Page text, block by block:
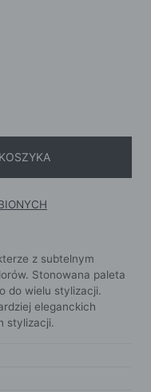
z subtelnym
Stonowana paleta
do wielu stylizacji.
eleganckich
stylizacji.